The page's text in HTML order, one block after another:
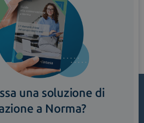
newsletter
una soluzione di
a Norma?